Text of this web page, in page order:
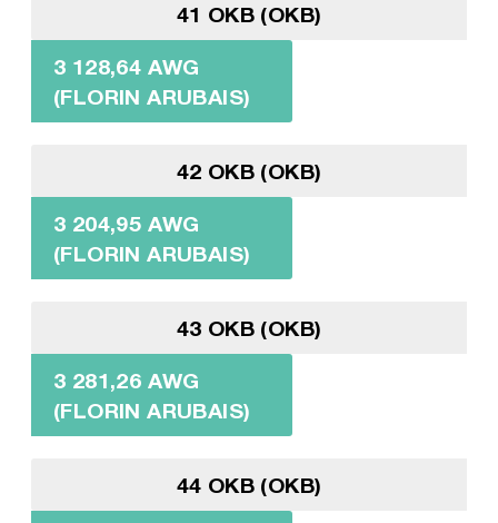
41 OKB (OKB)
3 128,64 AWG
(FLORIN ARUBAIS)
42 OKB (OKB)
3 204,95 AWG
(FLORIN ARUBAIS)
43 OKB (OKB)
3 281,26 AWG
(FLORIN ARUBAIS)
44 OKB (OKB)